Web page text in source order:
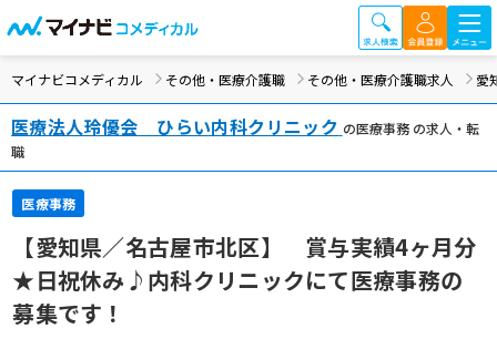
マイナビコメディカル その他・医療介護職 その他・医療介護職求人 愛
医療法人玲優会 ひらい内科クリニック の医療事務 の求人・転
職
医療事務
【愛知県／名古屋市北区】 賞与実績4ヶ月分
★日祝休み♪内科クリニックにて医療事務の
募集です！